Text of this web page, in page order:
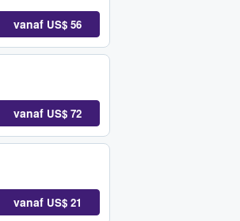
vanaf US$ 56
vanaf US$ 72
vanaf US$ 21